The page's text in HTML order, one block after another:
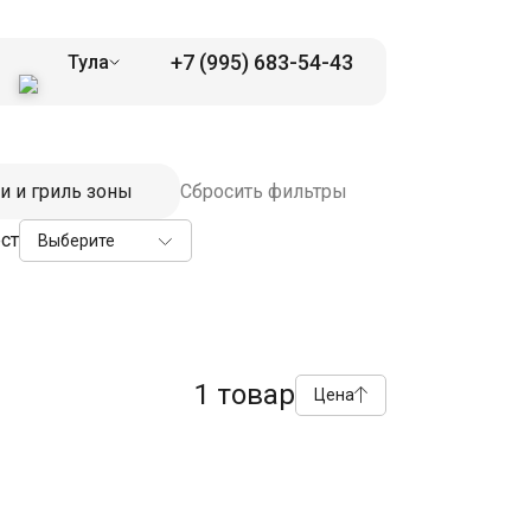
Тула +7 (995) 683-54-43
и гриль зоны Сбросить фильтры
Выберите
1 товар Цена